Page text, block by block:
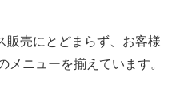
販売にとどまらず、お客様
メニューを揃えています。